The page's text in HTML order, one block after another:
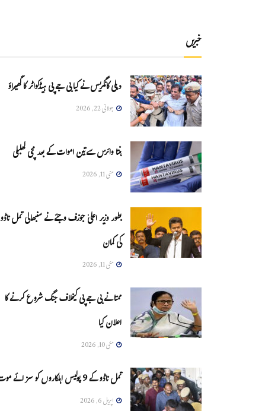
خبریں
دہلی کانگریس نے کیا بی جے پی ہیڈکواٹر کا گھیراؤ
جولائی 22, 2026
ہنتا وائرس سےتین اموات کے بعد مچی کھلبلی
مئی 11, 2026
بطور وزیر اعلیٰ جوزف وجئے نے سنبھالی تمل ناڈو
کی کمان
مئی 11, 2026
ممتا نے بی جے پی کیخلاف جنگ شروع کرنے کا
اعلان کیا
مئی 10, 2026
تمل ناڈو کے 9 پولیس اہلکاروں کو سزائے موت
اپریل 6, 2026